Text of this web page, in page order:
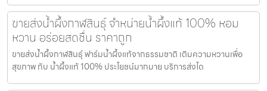
ขายส่งน้ำผึ้งกาฬสินธุ์ จำหน่ายน้ำผึ้งแท้ 100% หอม
หวาน อร่อยสดชื่น ราคาถูก
ขายส่งน้ำผึ้งกาฬสินธุ์ ฟาร์มน้ำผึ้งแท้จากธรรมชาติ เติมความหวานเพื่อ
สุขภาพ กับ น้ำผึ้งแท้ 100% ประโยชน์มากมาย บริการส่งได